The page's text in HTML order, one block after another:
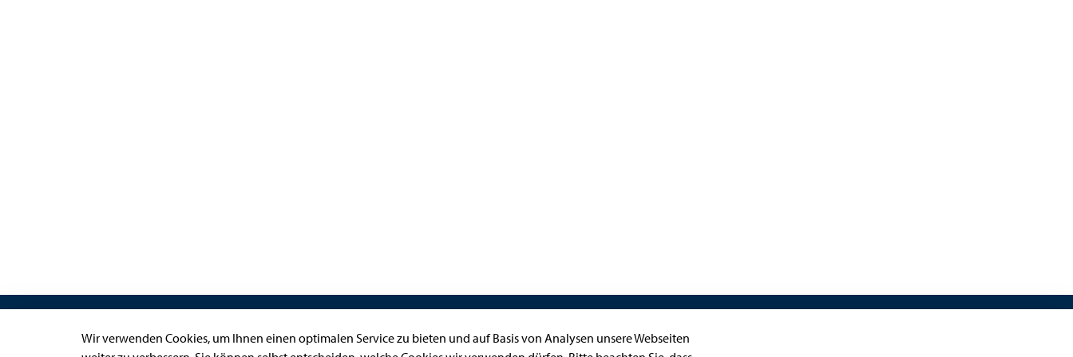
Links Kontakt
Wir verwenden Cookies, um Ihnen einen optimalen Service zu bieten und auf Basis von Analysen unsere Webseiten